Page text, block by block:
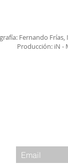
Fernando
Producción: iN -